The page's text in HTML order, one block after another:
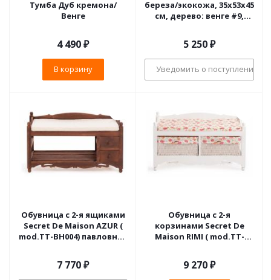
Тумба Дуб кремона/
Венге
4 490₽
В корзину
береза/экокожа, 35х53х45
см, дерево: венге #9,
коричневая
5 250₽
Уведомить о поступлении
Обувница с 2-я ящиками
Secret De Maison AZUR (
mod.TT-BH004) павловния
7 770₽
Обувница с 2-я
корзинами Secret De
Maison RIMI ( mod.TT-
80*33*47, Белый (White)
9 270₽